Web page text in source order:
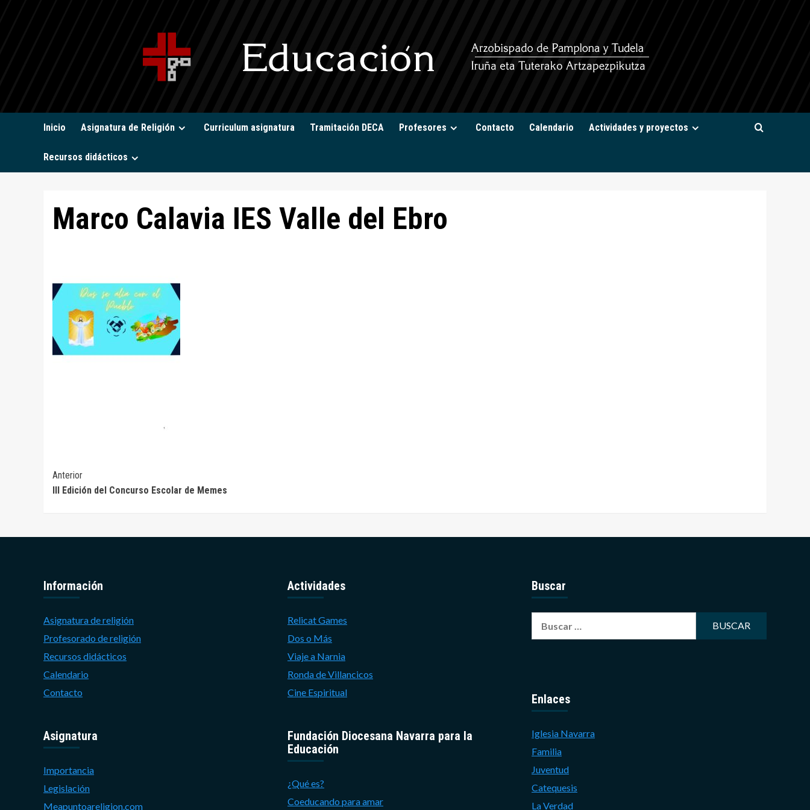
Inicio Asignatura de Religión Curriculum asignatura Tramitación DECA Profesores Contacto Calendario Actividades y proyectos
Recursos didácticos
Marco Calavia IES Valle del Ebro
Seguir
leyendo
Anterior
III Edición del Concurso Escolar de Memes
Información
Asignatura de religión
Profesorado de religión
Recursos didácticos
Calendario
Contacto
Asignatura
Importancia
Legislación
Meapuntoareligion.com
Actividades
Relicat Games
Dos o Más
Viaje a Narnia
Ronda de Villancicos
Cine Espiritual
Fundación Diocesana Navarra para la
Educación
¿Qué es?
Coeducando para amar
Buscar
Enlaces
Iglesia Navarra
Familia
Juventud
Catequesis
La Verdad